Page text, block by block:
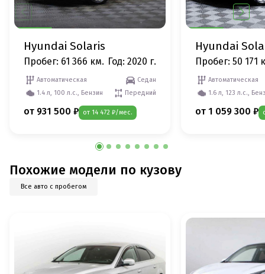
Hyundai Solaris
Пробег: 61 366 км. Год: 2020 г.
Автоматическая
Седан
1.4 л, 100 л.с., Бензин
Передний
от 931 500 ₽ от 14 472 ₽/мес.
Hyundai
Пробег: 50 171
Автоматическая
1.6 л, 123 л.с.,
от 1 059 300 ₽
Похожие модели по кузову
Все авто с пробегом